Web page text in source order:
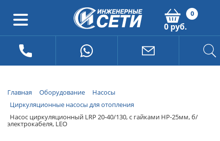
0
0 руб.
Главная Оборудование
Насосы
Циркуляционные насосы для отопления
Насос циркуляционный LRP 20-40/130, с гайками НР-25мм, б/
электрокабеля, LEO